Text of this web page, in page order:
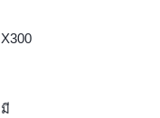
X300
มี